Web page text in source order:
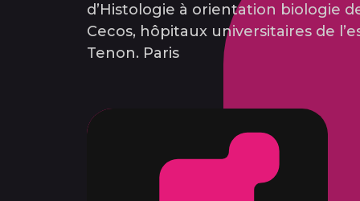
d’Histologie à orientation biologie
Cecos, hôpitaux universitaires de
Tenon. Paris